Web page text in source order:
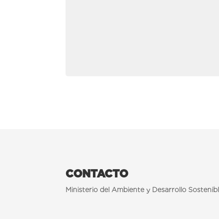
CONTACTO
Ministerio del Ambiente y Desarrollo